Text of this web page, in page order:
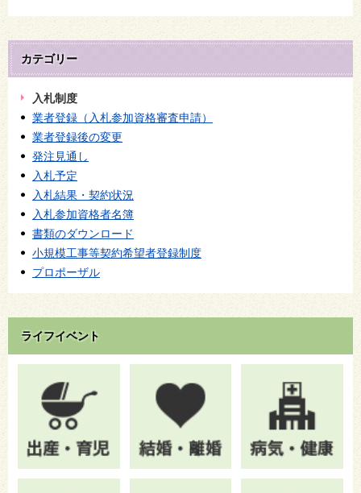
カテゴリー
入札制度
業者登録（入札参加資格審査申請）
業者登録後の変更
発注見通し
入札予定
入札結果・契約状況
入札参加資格者名簿
書類のダウンロード
小規模工事等契約希望者登録制度
プロポーザル
ライフイベント